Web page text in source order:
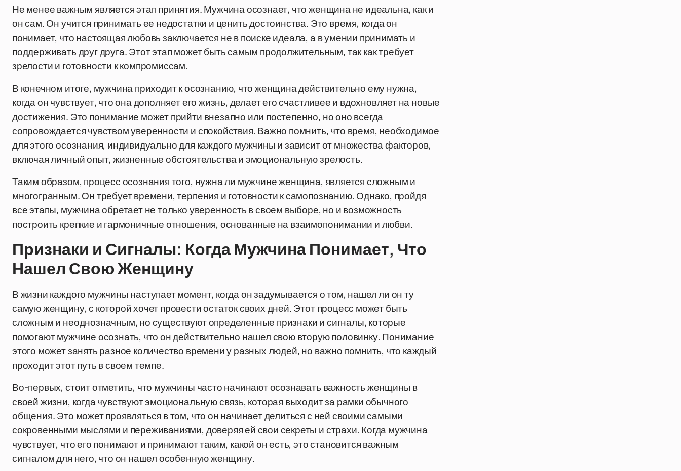
Не менее важным является этап принятия. Мужчина осознает, что женщина не идеальна, как и
он сам. Он учится принимать ее недостатки и ценить достоинства. Это время, когда он
понимает, что настоящая любовь заключается не в поиске идеала, а в умении принимать и
поддерживать друг друга. Этот этап может быть самым продолжительным, так как требует
зрелости и готовности к компромиссам.
В конечном итоге, мужчина приходит к осознанию, что женщина действительно ему нужна,
когда он чувствует, что она дополняет его жизнь, делает его счастливее и вдохновляет на новые
достижения. Это понимание может прийти внезапно или постепенно, но оно всегда
сопровождается чувством уверенности и спокойствия. Важно помнить, что время, необходимое
для этого осознания, индивидуально для каждого мужчины и зависит от множества факторов,
включая личный опыт, жизненные обстоятельства и эмоциональную зрелость.
Таким образом, процесс осознания того, нужна ли мужчине женщина, является сложным и
многогранным. Он требует времени, терпения и готовности к самопознанию. Однако, пройдя
все этапы, мужчина обретает не только уверенность в своем выборе, но и возможность
построить крепкие и гармоничные отношения, основанные на взаимопонимании и любви.
Признаки и Сигналы: Когда Мужчина Понимает, Что
Нашел Свою Женщину
В жизни каждого мужчины наступает момент, когда он задумывается о том, нашел ли он ту
самую женщину, с которой хочет провести остаток своих дней. Этот процесс может быть
сложным и неоднозначным, но существуют определенные признаки и сигналы, которые
помогают мужчине осознать, что он действительно нашел свою вторую половинку. Понимание
этого может занять разное количество времени у разных людей, но важно помнить, что каждый
проходит этот путь в своем темпе.
Во-первых, стоит отметить, что мужчины часто начинают осознавать важность женщины в
своей жизни, когда чувствуют эмоциональную связь, которая выходит за рамки обычного
общения. Это может проявляться в том, что он начинает делиться с ней своими самыми
сокровенными мыслями и переживаниями, доверяя ей свои секреты и страхи. Когда мужчина
чувствует, что его понимают и принимают таким, какой он есть, это становится важным
сигналом для него, что он нашел особенную женщину.